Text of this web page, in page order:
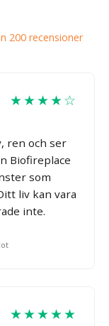
200 recensioner
★★★★☆
ren och ser
Biofireplace
som
liv kan vara
inte.
★★★★★